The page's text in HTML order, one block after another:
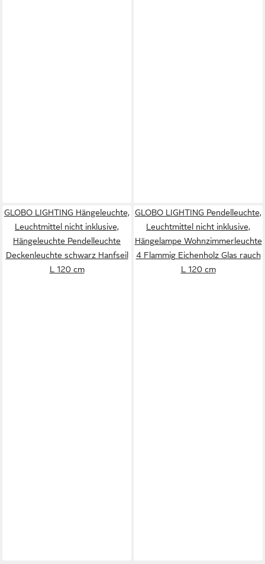
GLOBO LIGHTING Hängeleuchte,
Leuchtmittel nicht inklusive,
Hängeleuchte Pendelleuchte
Deckenleuchte schwarz Hanfseil
L 120 cm
GLOBO LIGHTING Pendelleuchte,
Leuchtmittel nicht inklusive,
Hängelampe Wohnzimmerleuchte
4 Flammig Eichenholz Glas rauch
L 120 cm